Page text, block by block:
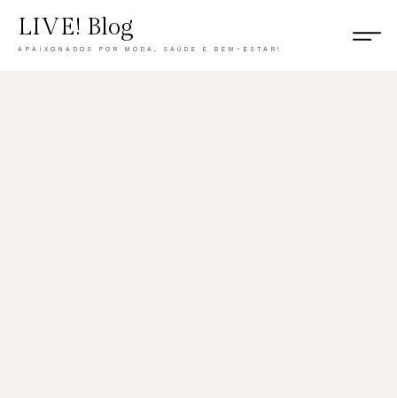
LIVE! Blog
APAIXONADOS POR MODA, SAÚDE E BEM-ESTAR!